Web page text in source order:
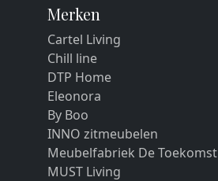
Merken
Cartel Living
Chill line
DTP Home
Eleonora
By Boo
INNO zitmeubelen
Meubelfabriek De Toekomst
MUST Living